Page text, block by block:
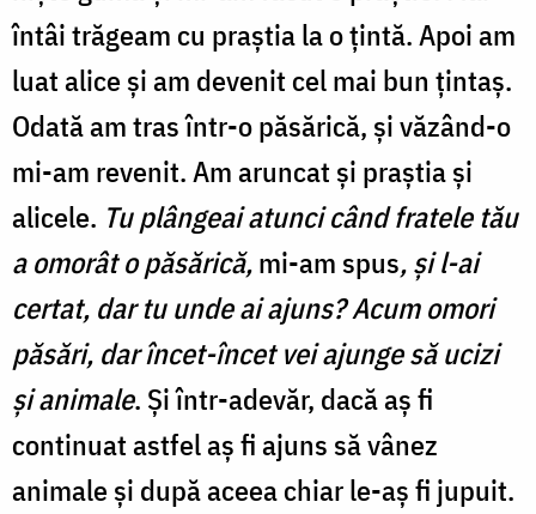
întâi trăgeam cu praştia la o ţintă. Apoi am
luat alice şi am devenit cel mai bun ţintaş.
Odată am tras într-o păsărică, şi văzând-o
mi-am revenit. Am aruncat şi praştia şi
alicele. Tu plângeai atunci când fratele tău
a omorât o păsărică,mi-am spus, şi l-ai
certat, dar tu unde ai ajuns? Acum omori
păsări, dar încet-încet vei ajunge să ucizi
şi animale. Şi într-adevăr, dacă aş fi
continuat astfel aş fi ajuns să vânez
animale şi după aceea chiar le-aş fi jupuit.